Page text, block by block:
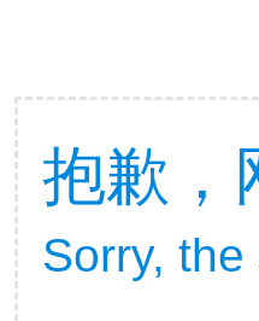
抱歉，
Sorry,